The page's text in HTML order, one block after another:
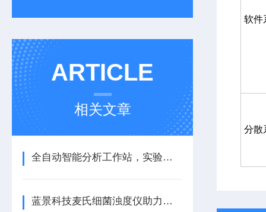
ARTICLE
相关文章
全自动智能分析工作站，实验高效、数据精准
蓝景科技麦氏细菌浊度仪助力微生物实验室标准化建设
软件
分散